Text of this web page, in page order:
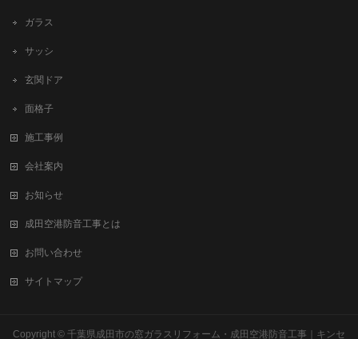
ガラス
サッシ
玄関ドア
面格子
施工事例
会社案内
お知らせ
成田空港防音工事とは
お問い合わせ
サイトマップ
Copyright © 千葉県成田市の窓ガラスリフォーム・成田空港防音工事 ｜キンセ